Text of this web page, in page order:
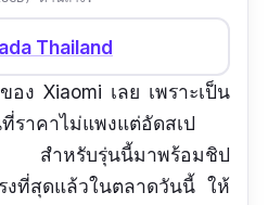
Thailand
อง Xiaomi เลย เพราะเป็น
ราคาไม่แพงแต่อัดสเป
หรับรุ่นนี้มาพร้อมชิป
งที่สุดแล้วในตลาดวันนี้ ให้